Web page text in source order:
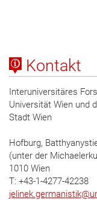
Kontakt
Interuniversitäres
Universität Wien und
Stadt Wien
Hofburg,
(unter der
1010 Wien
T: +43-1-4277-42238
jelinek.germanistik@